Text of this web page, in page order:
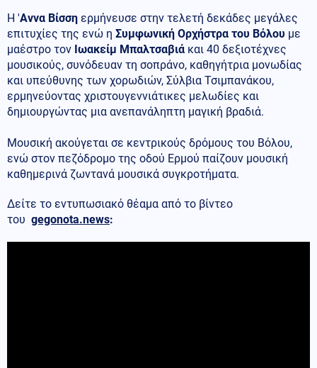
Η 'Αννα Βίσση ερμήνευσε στην τελετή δεκάδες μεγάλες
επιτυχίες της ενώ η Συμφωνική Ορχήστρα του Βόλου με
μαέστρο τον Ιωακείμ Μπαλτσαβιά και 40 δεξιοτέχνες
μουσικούς, συνόδευαν τη σοπράνο, καθηγήτρια μονωδίας
και υπεύθυνης των χορωδιών, Σύλβια Τσιμπανάκου,
ερμηνεύοντας χριστουγεννιάτικες μελωδίες και
δημιουργώντας μια ανεπανάληπτη μαγική βραδιά.
Μουσική ακούγεται σε κεντρικούς δρόμους του Βόλου,
ενώ στον πεζόδρομο της οδού Ερμού παίζουν μουσική
καθημερινά ζωντανά μουσικά συγκροτήματα.
Δείτε το εντυπωσιακό θέαμα από το βίντεο
του gegonota.news: